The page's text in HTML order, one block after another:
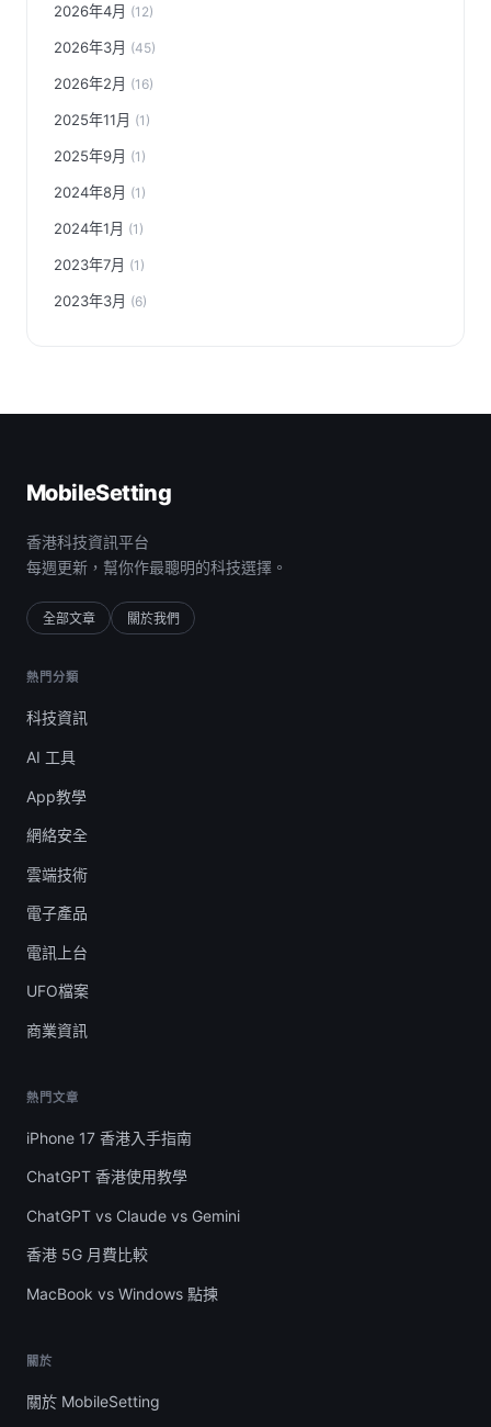
2026年4月 (12)
2026年3月 (45)
2026年2月 (16)
2025年11月 (1)
2025年9月 (1)
2024年8月 (1)
2024年1月 (1)
2023年7月 (1)
2023年3月 (6)
MobileSetting
香港科技資訊平台
每週更新，幫你作最聰明的科技選擇。
全部文章 關於我們
熱門分類
科技資訊
AI 工具
App教學
網絡安全
雲端技術
電子產品
電訊上台
UFO檔案
商業資訊
熱門文章
iPhone 17 香港入手指南
ChatGPT 香港使用教學
ChatGPT vs Claude vs Gemini
香港 5G 月費比較
MacBook vs Windows 點揀
關於
關於 MobileSetting